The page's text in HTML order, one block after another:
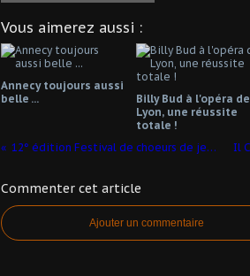
Vous aimerez aussi :
Annecy toujours aussi
belle ...
Billy Bud à l'opéra de
Lyon, une réussite
totale !
12° édition Festival de choeurs de jeunes G. ZIELOLI
Commenter cet article
Ajouter un commentaire